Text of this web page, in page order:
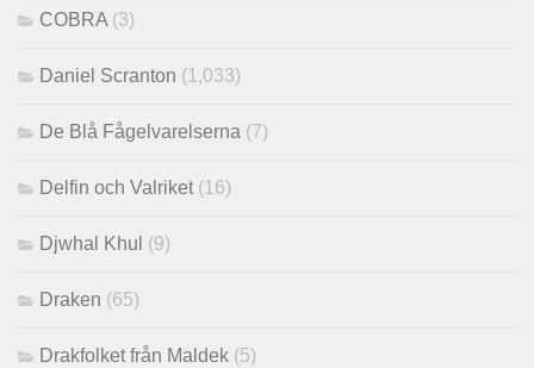
COBRA(3)
Daniel Scranton (1,033)
De Blå Fågelvarelserna (7)
Delfin och Valriket(16)
Djwhal Khul (9)
Draken (65)
Drakfolket från Maldek (5)